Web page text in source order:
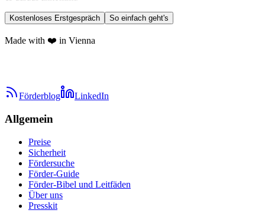
Kostenloses Erstgespräch So einfach geht's
Made with ❤️ in Vienna
Förderblog LinkedIn
Allgemein
Preise
Sicherheit
Fördersuche
Förder-Guide
Förder-Bibel und Leitfäden
Über uns
Presskit